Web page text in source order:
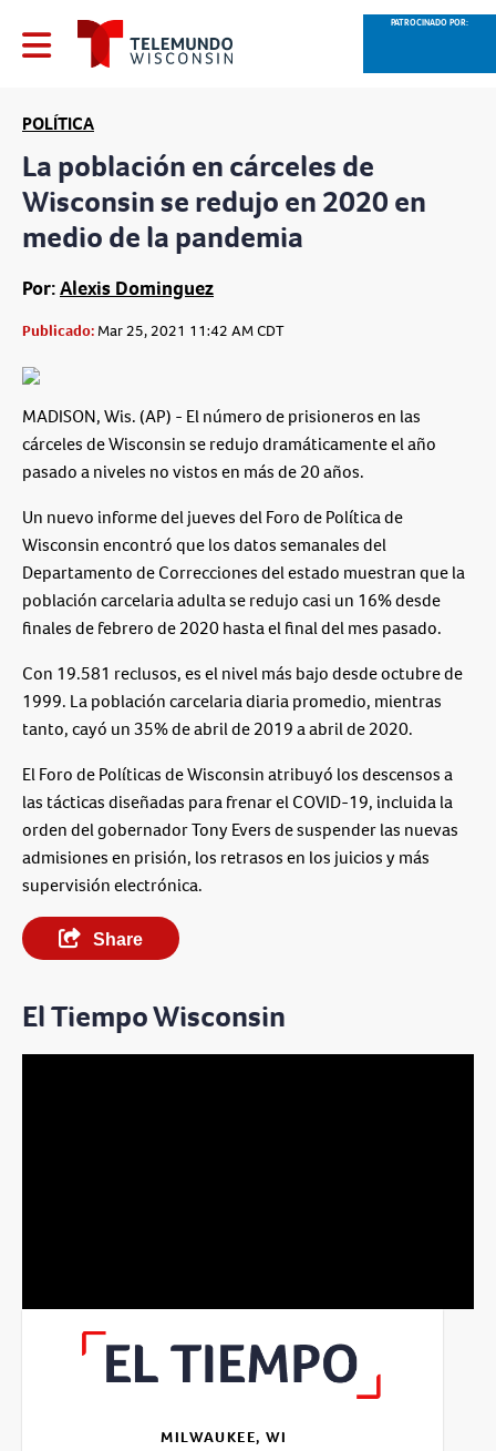
PATROCINADO POR:
POLÍTICA
La población en cárceles de
Wisconsin se redujo en 2020 en
medio de la pandemia
Por:Alexis Dominguez
Publicado: Mar 25, 2021 11:42 AM CDT
MADISON, Wis. (AP) - El número de prisioneros en las
cárceles de Wisconsin se redujo dramáticamente el año
pasado a niveles no vistos en más de 20 años.
Un nuevo informe del jueves del Foro de Política de
Wisconsin encontró que los datos semanales del
Departamento de Correcciones del estado muestran que la
población carcelaria adulta se redujo casi un 16% desde
finales de febrero de 2020 hasta el final del mes pasado.
Con 19.581 reclusos, es el nivel más bajo desde octubre de
1999. La población carcelaria diaria promedio, mientras
tanto, cayó un 35% de abril de 2019 a abril de 2020.
El Foro de Políticas de Wisconsin atribuyó los descensos a
las tácticas diseñadas para frenar el COVID-19, incluida la
orden del gobernador Tony Evers de suspender las nuevas
admisiones en prisión, los retrasos en los juicios y más
supervisión electrónica.
Share
El Tiempo Wisconsin
MILWAUKEE, WI